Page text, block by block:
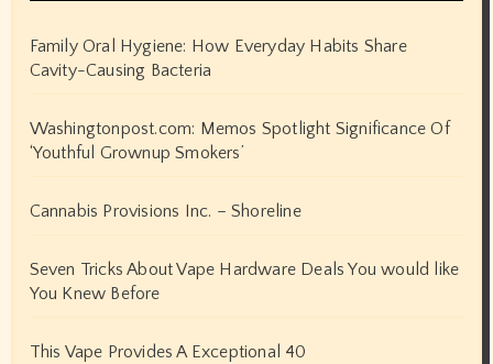
Family Oral Hygiene: How Everyday Habits Share
Cavity-Causing Bacteria
Washingtonpost.com: Memos Spotlight Significance Of
‘Youthful Grownup Smokers’
Cannabis Provisions Inc. – Shoreline
Seven Tricks About Vape Hardware Deals You would like
You Knew Before
This Vape Provides A Exceptional 40